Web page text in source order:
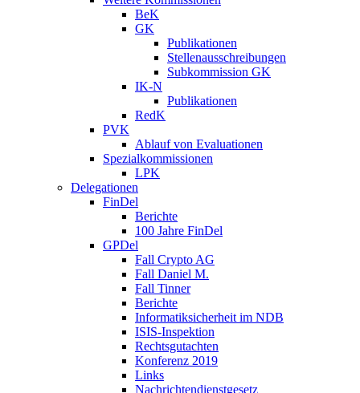
BeK
GK
Publikationen
Stellenausschreibungen
Subkommission GK
IK-N
Publikationen
RedK
PVK
Ablauf von Evaluationen
Spezialkommissionen
LPK
Delegationen
FinDel
Berichte
100 Jahre FinDel
GPDel
Fall Crypto AG
Fall Daniel M.
Fall Tinner
Berichte
Informatiksicherheit ­im NDB
ISIS-Inspektion
Rechtsgutachten
Konferenz 2019
Links
Nachrichtendienstgesetz